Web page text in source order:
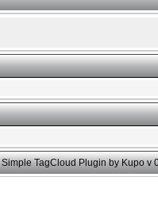
Simple TagCloud Plugin by Kupo v